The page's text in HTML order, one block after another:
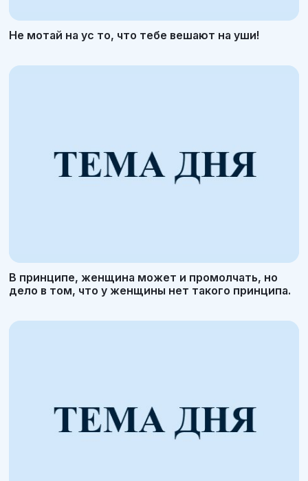
Не мотай на ус то, что тебе вешают на уши!
В принципе, женщина может и промолчать, но
дело в том, что у женщины нет такого принципа.